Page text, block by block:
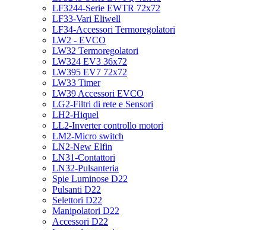
LF3244-Serie EWTR 72x72
LF33-Vari Eliwell
LF34-Accessori Termoregolatori
LW2 - EVCO
LW32 Termoregolatori
LW324 EV3 36x72
LW395 EV7 72x72
LW33 Timer
LW39 Accessori EVCO
LG2-Filtri di rete e Sensori
LH2-Hiquel
LL2-Inverter controllo motori
LM2-Micro switch
LN2-New Elfin
LN31-Contattori
LN32-Pulsanteria
Spie Luminose D22
Pulsanti D22
Selettori D22
Manipolatori D22
Accessori D22